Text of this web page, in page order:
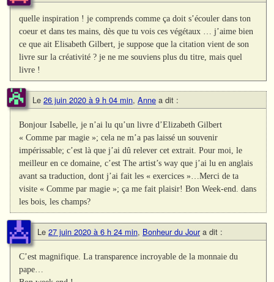
quelle inspiration ! je comprends comme ça doit s’écouler dans ton
coeur et dans tes mains, dès que tu vois ces végétaux … j’aime bien
ce que ait Elisabeth Gilbert, je suppose que la citation vient de son
livre sur la créativité ? je ne me souviens plus du titre, mais quel
livre !
Le 26 juin 2020 à 9 h 04 min, Anne a dit :
Bonjour Isabelle, je n’ai lu qu’un livre d’Elizabeth Gilbert
« Comme par magie »; cela ne m’a pas laissé un souvenir
impérissable; c’est là que j’ai dû relever cet extrait. Pour moi, le
meilleur en ce domaine, c’est The artist’s way que j’ai lu en anglais
avant sa traduction, dont j’ai fait les « exercices »…Merci de ta
visite « Comme par magie »; ça me fait plaisir! Bon Week-end. dans
les bois, les champs?
Le 27 juin 2020 à 6 h 24 min, Bonheur du Jour a dit :
C’est magnifique. La transparence incroyable de la monnaie du
pape…